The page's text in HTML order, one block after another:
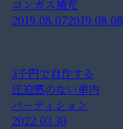
コンガス補充
2019.08.072019.08.08
3千円で自作する
圧迫感のない車内
パーティション
2022.03.30